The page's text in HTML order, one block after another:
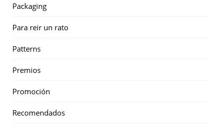
Packaging
Para reir un rato
Patterns
Premios
Promoción
Recomendados